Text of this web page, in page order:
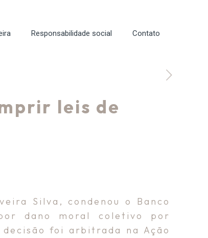
Responsabilidade social Contato
leis de
Silva, condenou o Banco
dano moral coletivo por
foi arbitrada na Ação